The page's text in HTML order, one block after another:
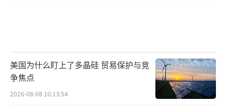
美国为什么盯上了多晶硅 贸易保护与竞
争焦点
2026-08-08 10:13:54